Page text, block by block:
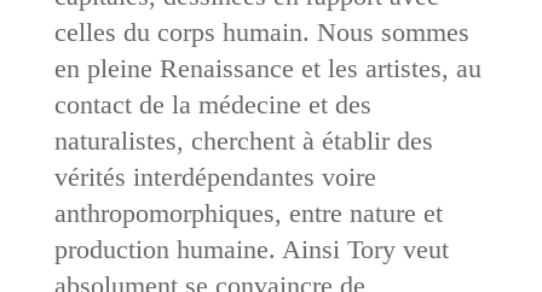
celles du corps humain. Nous sommes
en pleine Renaissance et les artistes, au
contact de la médecine et des
naturalistes, cherchent à établir des
vérités interdépendantes voire
anthropomorphiques, entre nature et
production humaine. Ainsi Tory veut
absolument se convaincre de